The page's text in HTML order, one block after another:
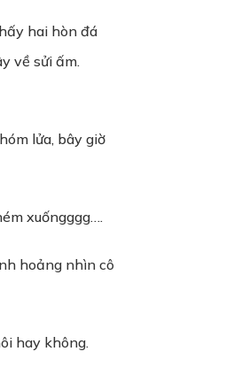
hai hòn đá
về sửi ấm.
lửa, bây giờ
xuốngggg….
hoảng nhìn cô
hay không.